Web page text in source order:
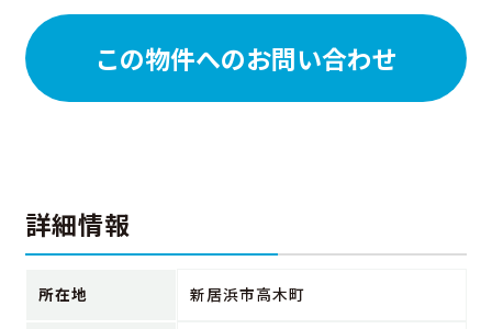
この物件へのお問い合わせ
詳細情報
所在地 新居浜市高木町